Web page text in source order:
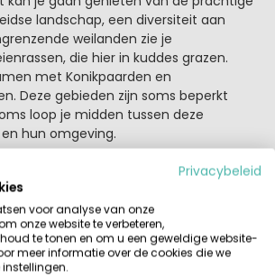
landschap, een diversiteit aan
weilanden zie je
die hier in kuddes grazen.
met Konikpaarden en
Deze gebieden zijn soms beperkt
loop je midden tussen deze
hun omgeving.
ligt het Mariabos. Heerlijk voor
boshutten te bouwen en een
te maken. De streek wordt
en ruimte. Verder is de omgeving
voor kanotochten, wandelen en
Privacybeleid
voor analyse van onze
onze website te verbeteren,
te tonen en om u een geweldige website-
meer informatie over de cookies die we